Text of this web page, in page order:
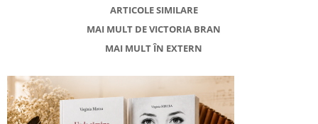
ARTICOLE SIMILARE
MAI MULT DE VICTORIA BRAN
MAI MULT ÎN EXTERN